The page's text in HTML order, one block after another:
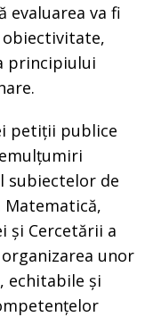
evaluarea va fi
obiectivitate,
principiului
petiții publice
subiectelor de
Matematică,
și Cercetării a
unor
echitabile și